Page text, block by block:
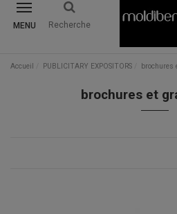
MENU Recherche
Accueil PUBLICITARY EXPOSITORS brochures
brochures et